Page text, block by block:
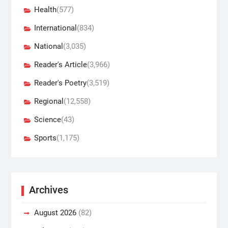
Health(577)
International (834)
National (3,035)
Reader's Article(3,966)
Reader's Poetry(3,519)
Regional (12,558)
Science(43)
Sports(1,175)
Archives
August 2026(82)